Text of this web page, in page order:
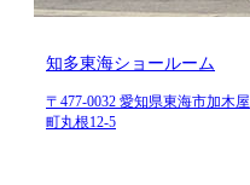
知多東海ショールーム
〒477-0032 愛知県東海市加木屋
町丸根12-5